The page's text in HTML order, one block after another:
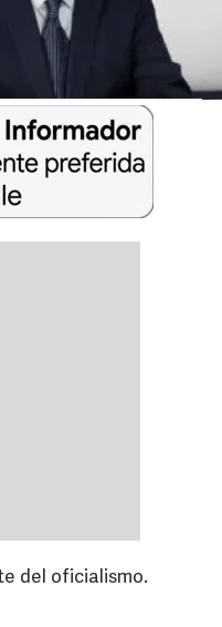
del oficialismo.